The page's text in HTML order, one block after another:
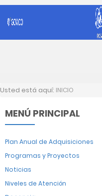
Usted está aquí: INICIO
MENÚ PRINCIPAL
Plan Anual de Adquisiciones
Programas y Proyectos
Noticias
Niveles de Atención